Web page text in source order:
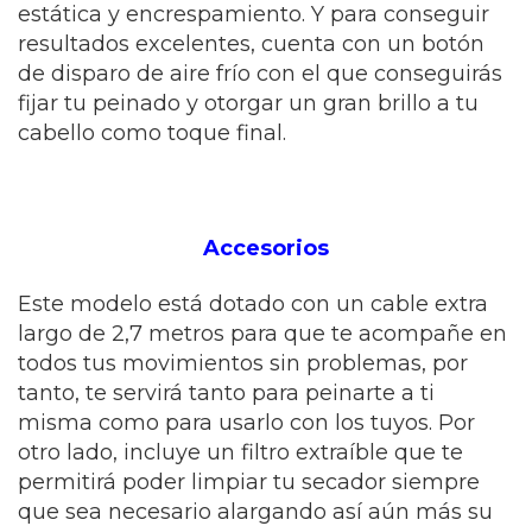
estática y encrespamiento. Y para conseguir
resultados excelentes, cuenta con un botón
de disparo de aire frío con el que conseguirás
fijar tu peinado y otorgar un gran brillo a tu
cabello como toque final.
Accesorios
Este modelo está dotado con un cable extra
largo de 2,7 metros para que te acompañe en
todos tus movimientos sin problemas, por
tanto, te servirá tanto para peinarte a ti
misma como para usarlo con los tuyos. Por
otro lado, incluye un filtro extraíble que te
permitirá poder limpiar tu secador siempre
que sea necesario alargando así aún más su